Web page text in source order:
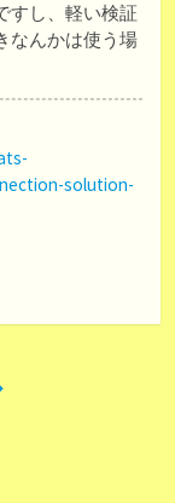
すし、軽い検証
なんかは使う場
solution-